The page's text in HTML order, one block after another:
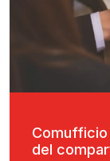
del